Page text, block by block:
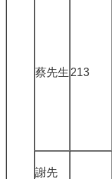
蔡先生 213
謝先